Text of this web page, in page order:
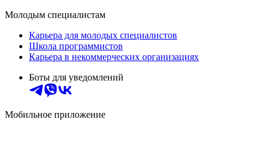
Молодым специалистам
Карьера для молодых специалистов
Школа программистов
Карьера в некоммерческих организациях
Боты для уведомлений
Мобильное приложение